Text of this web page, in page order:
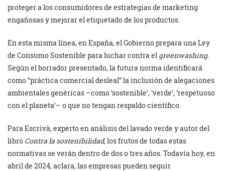
proteger a los consumidores de estrategias de marketing
engañosas y mejorar el etiquetado de los productos.
En esta misma línea, en España, el Gobierno prepara una Ley
de Consumo Sostenible para luchar contra el greenwashing.
Según el borrador presentado, la futura norma identificará
como “práctica comercial desleal” la inclusión de alegaciones
ambientales genéricas –como ‘sostenible’, ‘verde’, ‘respetuoso
con el planeta’– o que no tengan respaldo científico.
Para Escrivà, experto en análisis del lavado verde y autor del
libro Contra la sostenibilidad, los frutos de todas estas
normativas se verán dentro de dos o tres años. Todavía hoy, en
abril de 2024, aclara, las empresas pueden seguir